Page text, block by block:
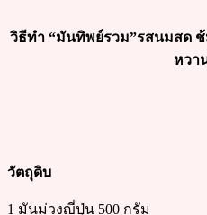
วิธีทำ “มันทิพย์รวม”รสนมสด
หวา
วัตถุดิบ
1 มันม่วงญี่ปุ่น 500 กรัม